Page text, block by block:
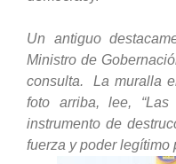
Un antiguo
Ministro de
consulta. La muralla
foto arriba, lee,
instrumento de
fuerza y poder legítimo